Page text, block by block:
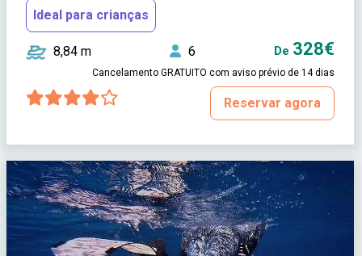
Ideal para crianças
8,84 m 6 De 328€
Cancelamento GRATUITO com aviso prévio de 14 dias
Reservar agora